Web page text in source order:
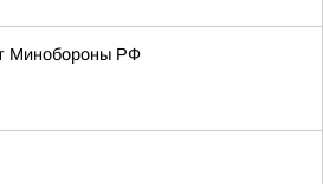
Минобороны РФ